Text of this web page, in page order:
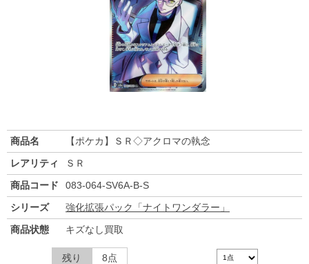
商品名
【ポケカ】ＳＲ◇アクロマの執念
レアリティ
ＳＲ
商品コード
083-064-SV6A-B-S
シリーズ
強化拡張パック「ナイトワンダラー」
商品状態
キズなし買取
残り 8点